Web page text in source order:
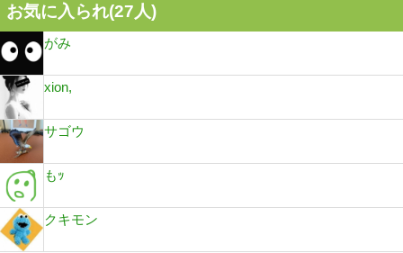
お気に入られ(27人)
がみ
xion,
サゴウ
もｯ
クキモン